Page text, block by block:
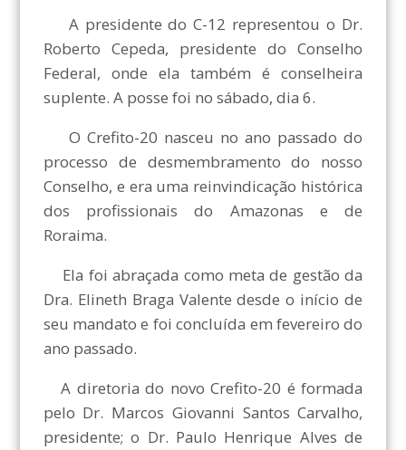
A presidente do C-12 representou o Dr.
Roberto Cepeda, presidente do Conselho
Federal, onde ela também é conselheira
suplente. A posse foi no sábado, dia 6.
O Crefito-20 nasceu no ano passado do
processo de desmembramento do nosso
Conselho, e era uma reinvindicação histórica
dos profissionais do Amazonas e de
Roraima.
Ela foi abraçada como meta de gestão da
Dra. Elineth Braga Valente desde o início de
seu mandato e foi concluída em fevereiro do
ano passado.
A diretoria do novo Crefito-20 é formada
pelo Dr. Marcos Giovanni Santos Carvalho,
presidente; o Dr. Paulo Henrique Alves de